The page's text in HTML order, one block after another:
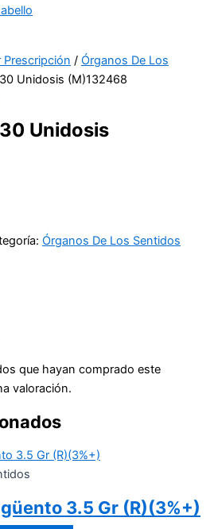
/ Órganos De Los
Unidosis (M)132468
Unidosis
Órganos De Los Sentidos
que hayan comprado este
valoración.
3.5 Gr (R)(3%+)